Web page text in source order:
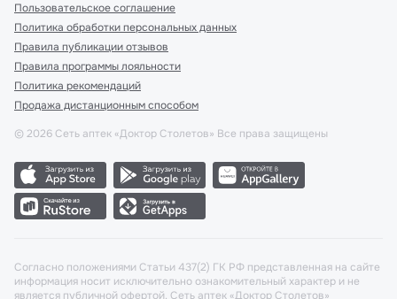
Пользовательское соглашение
Политика обработки персональных данных
Правила публикации отзывов
Правила программы лояльности
Политика рекомендаций
Продажа дистанционным способом
© 2026 Сеть аптек «Доктор Столетов» Все права защищены
Согласно положениями Статьи 437(2) ГК РФ представленная на сайте
информация носит исключительно ознакомительный характер и не
является публичной офертой. Сеть аптек «Доктор Столетов»